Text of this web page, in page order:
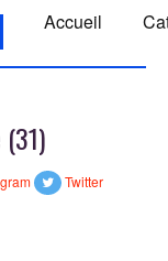
Accueil
(31)
Twitter